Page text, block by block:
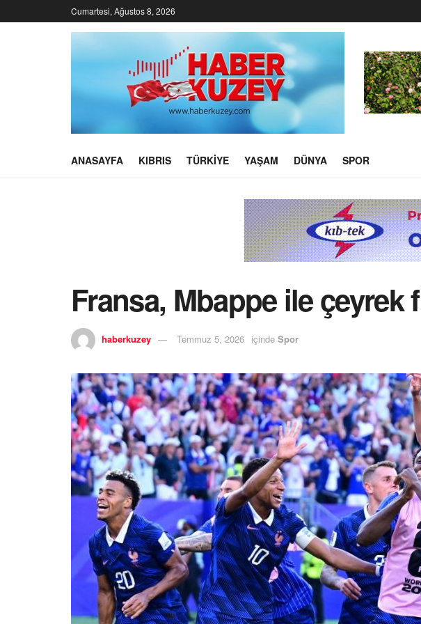
Cumartesi, Ağustos 8, 2026
ANASAYFA KIBRIS TÜRKIYE YAŞAM DÜNYA SPOR
Fransa, Mbappe ile çeyrek
haberkuzey Temmuz 5, 2026 içinde Spor